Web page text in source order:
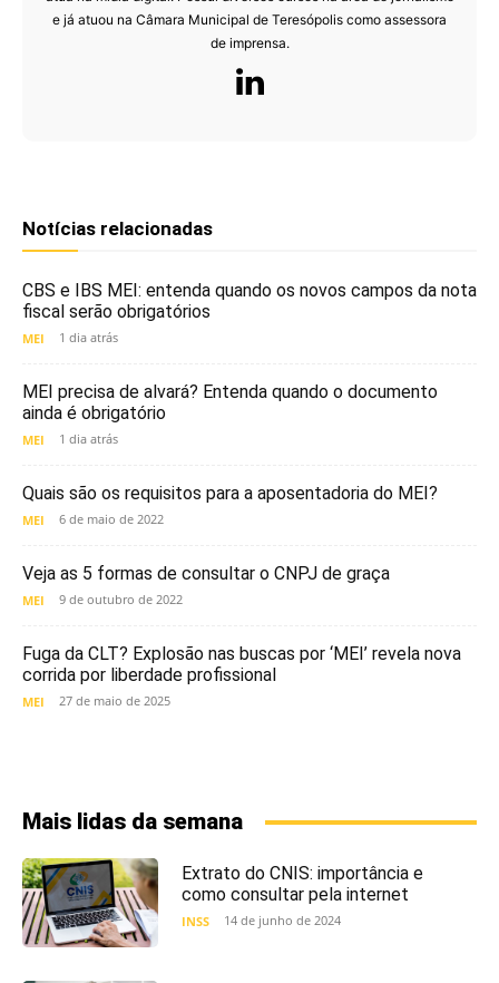
e já atuou na Câmara Municipal de Teresópolis como assessora
de imprensa.
Notícias relacionadas
CBS e IBS MEI: entenda quando os novos campos da nota
fiscal serão obrigatórios
MEI 1 dia atrás
MEI precisa de alvará? Entenda quando o documento
ainda é obrigatório
MEI 1 dia atrás
Quais são os requisitos para a aposentadoria do MEI?
MEI 6 de maio de 2022
Veja as 5 formas de consultar o CNPJ de graça
MEI 9 de outubro de 2022
Fuga da CLT? Explosão nas buscas por ‘MEI’ revela nova
corrida por liberdade profissional
MEI 27 de maio de 2025
Mais lidas da semana
Extrato do CNIS: importância e
como consultar pela internet
INSS 14 de junho de 2024